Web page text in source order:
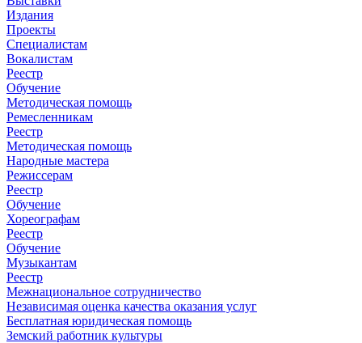
Издания
Проекты
Специалистам
Вокалистам
Реестр
Обучение
Методическая помощь
Ремесленникам
Реестр
Методическая помощь
Народные мастера
Режиссерам
Реестр
Обучение
Хореографам
Реестр
Обучение
Музыкантам
Реестр
Межнациональное сотрудничество
Независимая оценка качества оказания услуг
Бесплатная юридическая помощь
Земский работник культуры